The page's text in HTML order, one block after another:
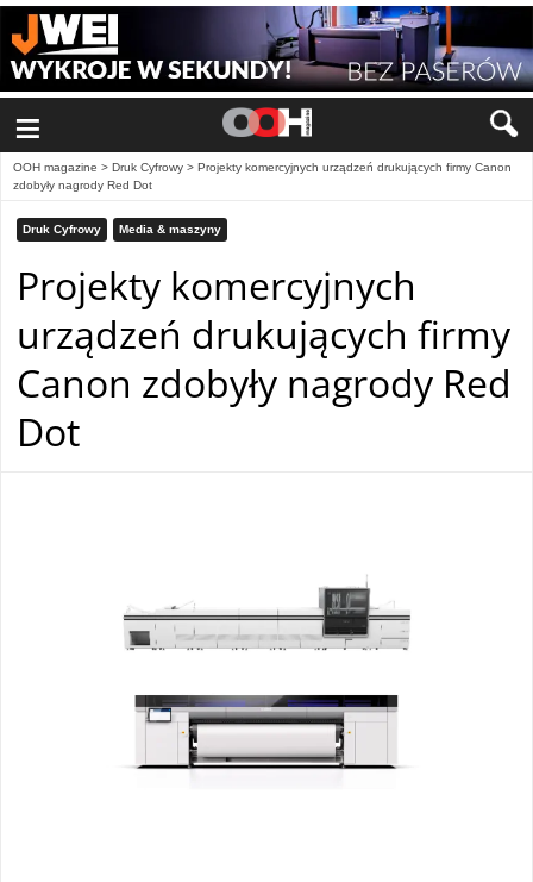
≡
OOH magazine > Druk Cyfrowy > Projekty komercyjnych urządzeń drukujących firmy Canon
zdobyły nagrody Red Dot
Druk Cyfrowy Media & maszyny
Projekty komercyjnych
urządzeń drukujących firmy
Canon zdobyły nagrody Red
Dot